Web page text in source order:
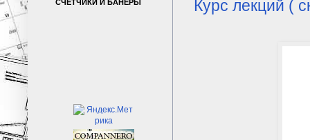
Курс лекций (
СЧЕТЧИКИ И БАНЕРЫ